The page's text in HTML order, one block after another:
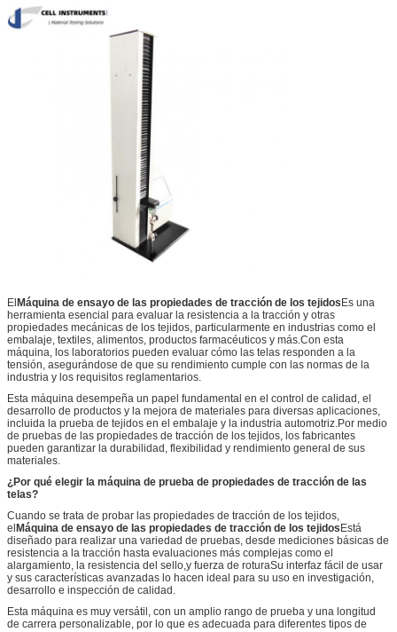
ElMáquina de ensayo de las propiedades de tracción de los tejidosEs una
herramienta esencial para evaluar la resistencia a la tracción y otras
propiedades mecánicas de los tejidos, particularmente en industrias como el
embalaje, textiles, alimentos, productos farmacéuticos y más.Con esta
máquina, los laboratorios pueden evaluar cómo las telas responden a la
tensión, asegurándose de que su rendimiento cumple con las normas de la
industria y los requisitos reglamentarios.
Esta máquina desempeña un papel fundamental en el control de calidad, el
desarrollo de productos y la mejora de materiales para diversas aplicaciones,
incluida la prueba de tejidos en el embalaje y la industria automotriz.Por medio
de pruebas de las propiedades de tracción de los tejidos, los fabricantes
pueden garantizar la durabilidad, flexibilidad y rendimiento general de sus
materiales.
¿Por qué elegir la máquina de prueba de propiedades de tracción de las
telas?
Cuando se trata de probar las propiedades de tracción de los tejidos,
elMáquina de ensayo de las propiedades de tracción de los tejidosEstá
diseñado para realizar una variedad de pruebas, desde mediciones básicas de
resistencia a la tracción hasta evaluaciones más complejas como el
alargamiento, la resistencia del sello,y fuerza de roturaSu interfaz fácil de usar
y sus características avanzadas lo hacen ideal para su uso en investigación,
desarrollo e inspección de calidad.
Esta máquina es muy versátil, con un amplio rango de prueba y una longitud
de carrera personalizable, por lo que es adecuada para diferentes tipos de